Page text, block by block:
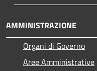
AMMINISTRAZIONE
Organi di Governo
Aree Amministrative